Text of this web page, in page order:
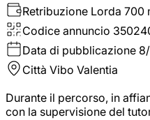
Retribuzione Lorda 700
Codice annuncio
Data di pubblicazione
Città Vibo Valentia
Durante il percorso, in
con la supervisione del